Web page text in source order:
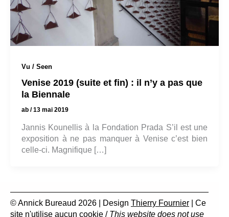
Vu / Seen
Venise 2019 (suite et fin) : il n’y a pas que
la Biennale
ab /13 mai 2019
Jannis Kounellis à la Fondation Prada S’il est une
exposition à ne pas manquer à Venise c’est bien
celle-ci. Magnifique […]
© Annick Bureaud 2026 | Design Thierry Fournier | Ce
site n'utilise aucun cookie / This website does not use